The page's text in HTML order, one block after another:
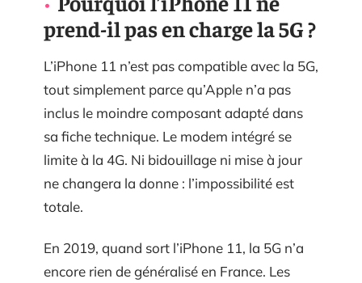
prend-il pas en charge la 5G ?
L’iPhone 11 n’est pas compatible avec la 5G,
tout simplement parce qu’Apple n’a pas
inclus le moindre composant adapté dans
sa fiche technique. Le modem intégré se
limite à la 4G. Ni bidouillage ni mise à jour
ne changera la donne : l’impossibilité est
totale.
En 2019, quand sort l’iPhone 11, la 5G n’a
encore rien de généralisé en France. Les